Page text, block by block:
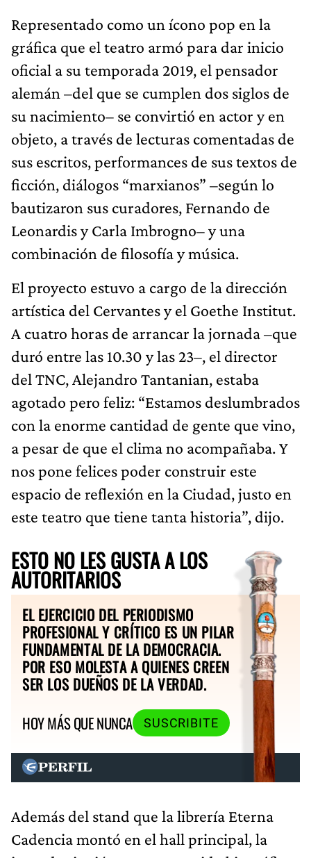
Representado como un ícono pop en la
gráfica que el teatro armó para dar inicio
oficial a su temporada 2019, el pensador
alemán –del que se cumplen dos siglos de
su nacimiento– se convirtió en actor y en
objeto, a través de lecturas comentadas de
sus escritos, performances de sus textos de
ficción, diálogos “marxianos” –según lo
bautizaron sus curadores, Fernando de
Leonardis y Carla Imbrogno– y una
combinación de filosofía y música.
El proyecto estuvo a cargo de la dirección
artística del Cervantes y el Goethe Institut.
A cuatro horas de arrancar la jornada –que
duró entre las 10.30 y las 23–, el director
del TNC, Alejandro Tantanian, estaba
agotado pero feliz: “Estamos deslumbrados
con la enorme cantidad de gente que vino,
a pesar de que el clima no acompañaba. Y
nos pone felices poder construir este
espacio de reflexión en la Ciudad, justo en
este teatro que tiene tanta historia”, dijo.
ESTO NO LES GUSTA A LOS
AUTORITARIOS
EL EJERCICIO DEL PERIODISMO
PROFESIONAL Y CRÍTICO ES UN PILAR
FUNDAMENTAL DE LA DEMOCRACIA.
POR ESO MOLESTA A QUIENES CREEN
SER LOS DUEÑOS DE LA VERDAD.
HOY MÁS QUE NUNCA
SUSCRIBITE
Además del stand que la librería Eterna
Cadencia montó en el hall principal, la